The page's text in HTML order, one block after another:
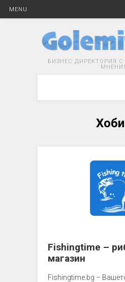
MENU
БИЗНЕС ДИРЕКТОРИЯ
Хоби
Fishingtime –
магазин
Fishingtime.bg –